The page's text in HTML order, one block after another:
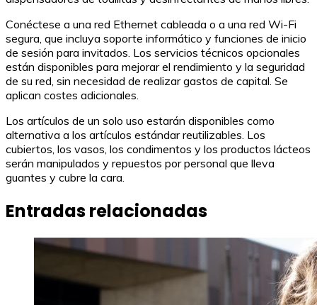
Conéctese a una red Ethernet cableada o a una red Wi-Fi
segura, que incluya soporte informático y funciones de inicio
de sesión para invitados. Los servicios técnicos opcionales
están disponibles para mejorar el rendimiento y la seguridad
de su red, sin necesidad de realizar gastos de capital. Se
aplican costes adicionales.
Los artículos de un solo uso estarán disponibles como
alternativa a los artículos estándar reutilizables. Los
cubiertos, los vasos, los condimentos y los productos lácteos
serán manipulados y repuestos por personal que lleva
guantes y cubre la cara.
Entradas relacionadas